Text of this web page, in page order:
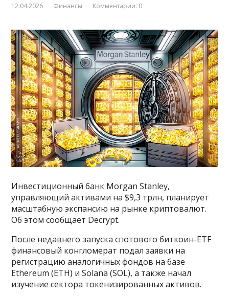
12.04.2026 Финансы Комментарии: 0
Инвестиционный банк Morgan Stanley,
управляющий активами на $9,3 трлн, планирует
масштабную экспансию на рынке криптовалют.
Об этом сообщает Decrypt.
После недавнего запуска спотового биткоин-ETF
финансовый конгломерат подал заявки на
регистрацию аналогичных фондов на базе
Ethereum (ETH) и Solana (SOL), а также начал
изучение сектора токенизированных активов.